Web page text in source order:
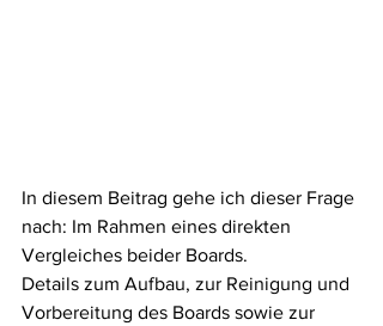
In diesem Beitrag gehe ich dieser Frage
nach: Im Rahmen eines direkten
Vergleiches beider Boards.
Details zum Aufbau, zur Reinigung und
Vorbereitung des Boards sowie zur